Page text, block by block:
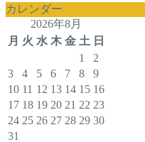
カレンダー
2026年8月
月 火 水 木 金 土 日
1
2
3
4 5 6 7 8
9
10 11 12 13 14 15 16
17 18 19 20 21 22 23
24 25 26 27 28 29 30
31